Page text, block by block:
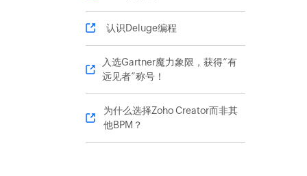
认识Deluge编程
入选Gartner魔力象限，获得“有
远见者”称号！
为什么选择Zoho Creator而非其
他BPM？